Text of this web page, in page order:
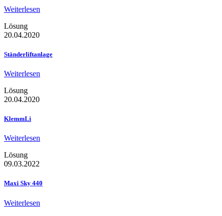
Weiterlesen
Lösung
20.04.2020
Ständerliftanlage
Weiterlesen
Lösung
20.04.2020
KlemmLi
Weiterlesen
Lösung
09.03.2022
Maxi Sky 440
Weiterlesen